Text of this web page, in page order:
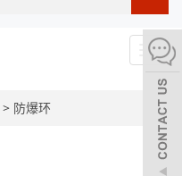
> 防爆环